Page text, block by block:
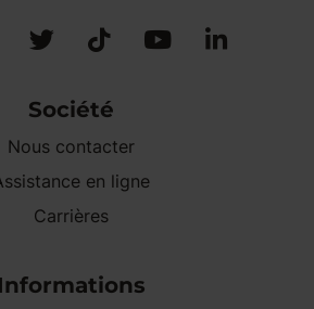
Société
Nous contacter
en ligne
Carrières
Informations